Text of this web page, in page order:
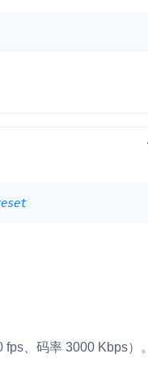
fps、码率 3000 Kbps）。